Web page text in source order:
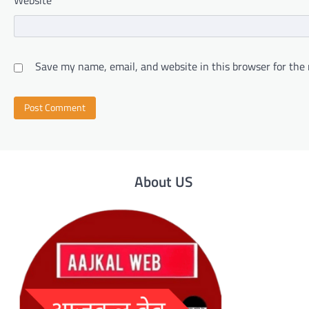
Save my name, email, and website in this browser for
About US